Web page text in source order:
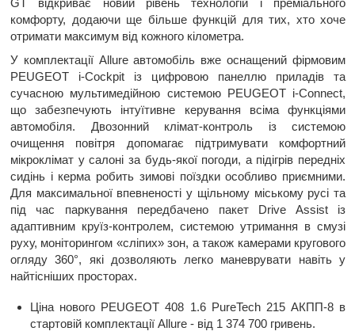
GT відкриває новий рівень технологій і преміального
комфорту, додаючи ще більше функцій для тих, хто хоче
отримати максимум від кожного кілометра.
У комплектації Allure автомобіль вже оснащений фірмовим
PEUGEOT i-Cockpit із цифровою панеллю приладів та
сучасною мультимедійною системою PEUGEOT i-Connect,
що забезпечують інтуїтивне керування всіма функціями
автомобіля. Двозонний клімат-контроль із системою
очищення повітря допомагає підтримувати комфортний
мікроклімат у салоні за будь-якої погоди, а підігрів передніх
сидінь і керма робить зимові поїздки особливо приємними.
Для максимальної впевненості у щільному міському русі та
під час паркування передбачено пакет Drive Assist із
адаптивним круїз-контролем, системою утримання в смузі
руху, моніторингом «сліпих» зон, а також камерами кругового
огляду 360°, які дозволяють легко маневрувати навіть у
найтісніших просторах.
Ціна нового PEUGEOT 408 1.6 PureTech 215 АКПП-8 в
стартовій комплектації Allure - від 1 374 700 гривень.